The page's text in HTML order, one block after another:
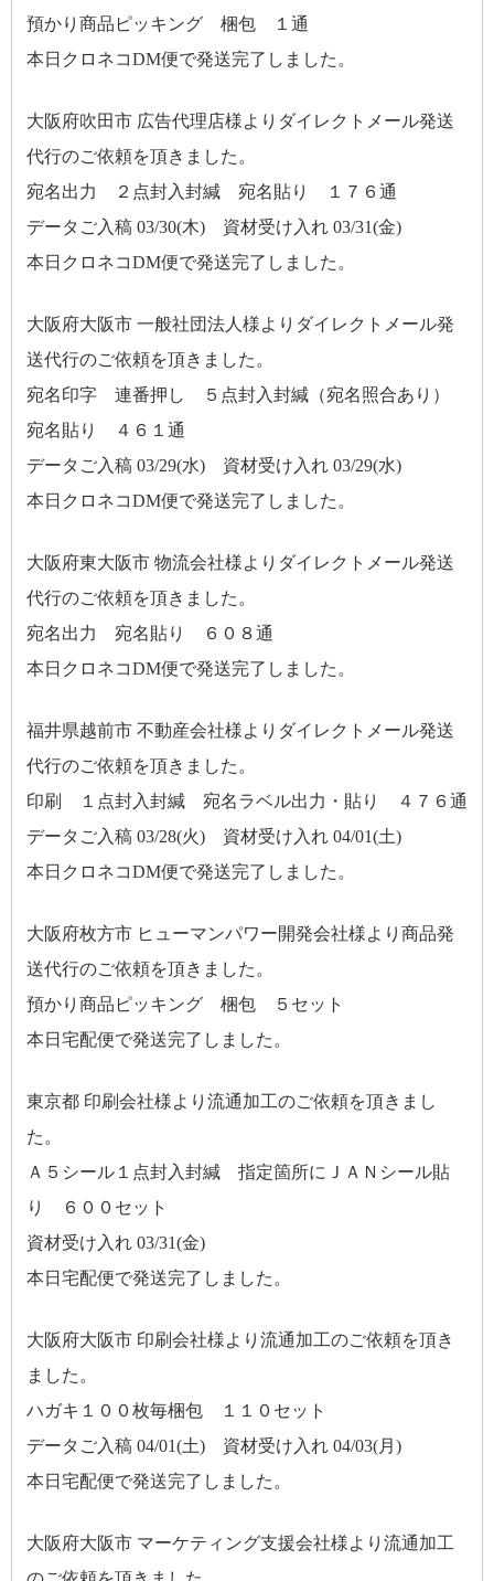
預かり商品ピッキング 梱包 １通
本日クロネコDM便で発送完了しました。
大阪府吹田市 広告代理店様よりダイレクトメール発送
代行のご依頼を頂きました。
宛名出力 ２点封入封緘 宛名貼り １７６通
データご入稿 03/30(木) 資材受け入れ 03/31(金)
本日クロネコDM便で発送完了しました。
大阪府大阪市 一般社団法人様よりダイレクトメール発
送代行のご依頼を頂きました。
宛名印字 連番押し ５点封入封緘（宛名照合あり）
宛名貼り ４６１通
データご入稿 03/29(水) 資材受け入れ 03/29(水)
本日クロネコDM便で発送完了しました。
大阪府東大阪市 物流会社様よりダイレクトメール発送
代行のご依頼を頂きました。
宛名出力 宛名貼り ６０８通
本日クロネコDM便で発送完了しました。
福井県越前市 不動産会社様よりダイレクトメール発送
代行のご依頼を頂きました。
印刷 １点封入封緘 宛名ラベル出力・貼り ４７６通
データご入稿 03/28(火) 資材受け入れ 04/01(土)
本日クロネコDM便で発送完了しました。
大阪府枚方市 ヒューマンパワー開発会社様より商品発
送代行のご依頼を頂きました。
預かり商品ピッキング 梱包 ５セット
本日宅配便で発送完了しました。
東京都 印刷会社様より流通加工のご依頼を頂きまし
た。
Ａ５シール１点封入封緘 指定箇所にＪＡＮシール貼
り ６００セット
資材受け入れ 03/31(金)
本日宅配便で発送完了しました。
大阪府大阪市 印刷会社様より流通加工のご依頼を頂き
ました。
ハガキ１００枚毎梱包 １１０セット
データご入稿 04/01(土) 資材受け入れ 04/03(月)
本日宅配便で発送完了しました。
大阪府大阪市 マーケティング支援会社様より流通加工